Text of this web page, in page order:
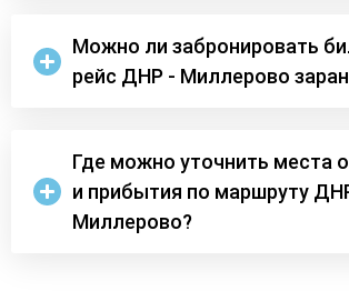
Можно ли забронировать
рейс ДНР - Миллерово
Где можно уточнить места
и прибытия по маршруту
Миллерово?